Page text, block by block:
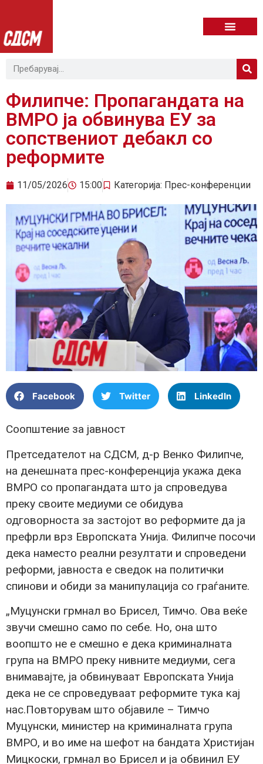
Филипче: Пропагандата на
ВМРО ја обвинува ЕУ за
сопствениот дебакл со
реформите
11/05/2026 15:00 Категорија: Прес-конференции
Facebook Twitter LinkedIn
Соопштение за јавност
Претседателот на СДСМ, д-р Венко Филипче,
на денешната прес-конференција укажа дека
ВМРО со пропагандата што ја спроведува
преку своите медиуми се обидува
одговорноста за застојот во реформите да ја
префрли врз Европската Унија. Филипче посочи
дека наместо реални резултати и спроведени
реформи, јавноста е сведок на политички
спинови и обиди за манипулација со граѓаните.
„Муцунски грмнал во Брисел, Тимчо. Ова веќе
звучи смешно само по себе. Но, она што
воопшто не е смешно е дека криминалната
група на ВМРО преку нивните медиуми, сега
внимавајте, ја обвинуваат Европската Унија
дека не се спроведуваат реформите тука кај
нас.Повторувам што објавиле – Тимчо
Муцунски, министер на криминалната група
ВМРО, и во име на шефот на бандата Христијан
Мицкоски, грмнал во Брисел и ја обвинил ЕУ